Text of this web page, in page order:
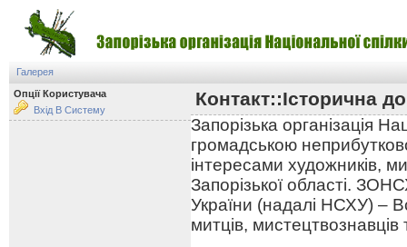
Галерея
Опції Користувача
Вхід В Систему
Контакт::Історична
Запорізька організація
громадською
інтересами художників,
Запорізької області.
України (надалі НСХУ) –
митців,